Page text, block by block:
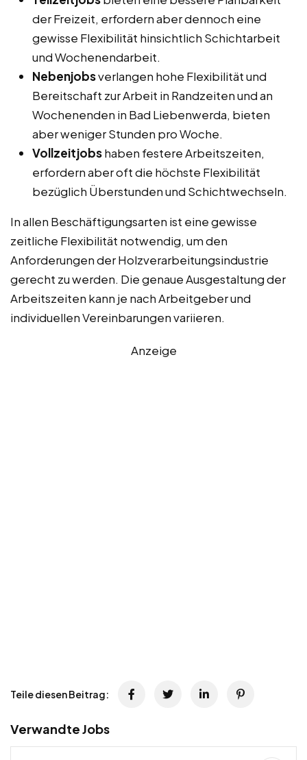
der Freizeit, erfordern aber dennoch eine
gewisse Flexibilität hinsichtlich Schichtarbeit
und Wochenendarbeit.
Nebenjobsverlangen hohe Flexibilität und
Bereitschaft zur Arbeit in Randzeiten und an
Wochenenden in Bad Liebenwerda, bieten
aber weniger Stunden pro Woche.
Vollzeitjobshaben festere Arbeitszeiten,
erfordern aber oft die höchste Flexibilität
bezüglich Überstunden und Schichtwechseln.
In allen Beschäftigungsarten ist eine gewisse
zeitliche Flexibilität notwendig, um den
Anforderungen der Holzverarbeitungsindustrie
gerecht zu werden. Die genaue Ausgestaltung der
Arbeitszeiten kann je nach Arbeitgeber und
individuellen Vereinbarungen variieren.
Anzeige
Teile diesen Beitrag:
Verwandte Jobs